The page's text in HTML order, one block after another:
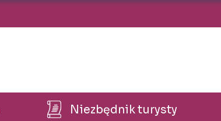
Niezbędnik turysty